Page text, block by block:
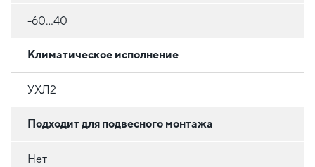
-60...40
Климатическое исполнение
УХЛ2
Подходит для подвесного монтажа
Нет